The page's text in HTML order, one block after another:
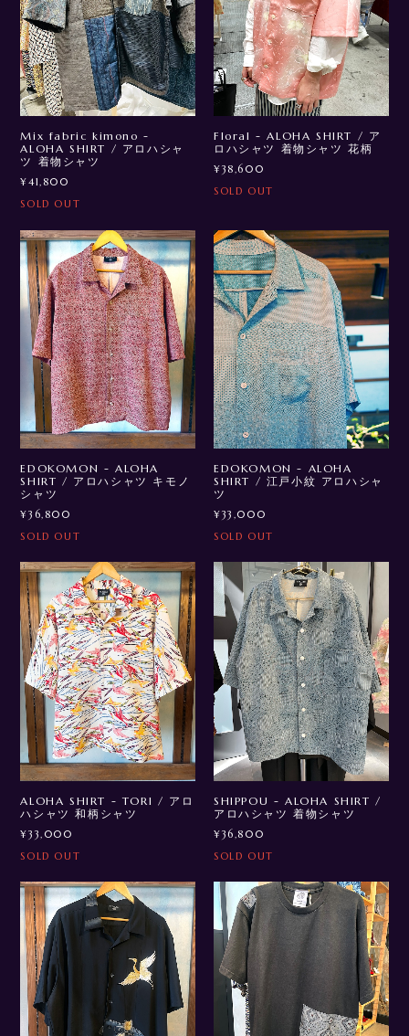
Mix fabric kimono -
ALOHA SHIRT / アロハシャ
ツ 着物シャツ
¥41,800
SOLD OUT
Floral - ALOHA SHIRT / ア
ロハシャツ 着物シャツ 花柄
¥38,600
SOLD OUT
EDOKOMON - ALOHA
SHIRT / アロハシャツ キモノ
シャツ
¥36,800
SOLD OUT
EDOKOMON - ALOHA
SHIRT / 江戸小紋 アロハシャ
ツ
¥33,000
SOLD OUT
ALOHA SHIRT - TORI / アロ
ハシャツ 和柄シャツ
¥33,000
SOLD OUT
SHIPPOU - ALOHA SHIRT /
アロハシャツ 着物シャツ
¥36,800
SOLD OUT